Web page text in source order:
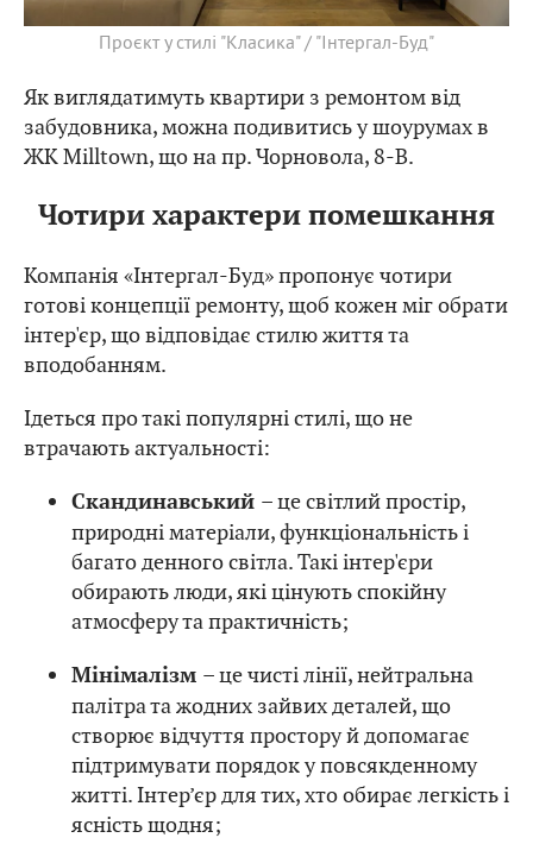
Проєкт у стилі "Класика" / "Інтергал-Буд"
Як виглядатимуть квартири з ремонтом від
забудовника, можна подивитись у шоурумах в
ЖК Milltown, що на пр. Чорновола, 8-В.
Чотири характери помешкання
Компанія «Інтергал-Буд» пропонує чотири
готові концепції ремонту, щоб кожен міг обрати
інтер'єр, що відповідає стилю життя та
вподобанням.
Ідеться про такі популярні стилі, що не
втрачають актуальності:
Скандинавський – це світлий простір,
природні матеріали, функціональність і
багато денного світла. Такі інтер'єри
обирають люди, які цінують спокійну
атмосферу та практичність;
Мінімалізм – це чисті лінії, нейтральна
палітра та жодних зайвих деталей, що
створює відчуття простору й допомагає
підтримувати порядок у повсякденному
житті. Інтер’єр для тих, хто обирає легкість і
ясність щодня;